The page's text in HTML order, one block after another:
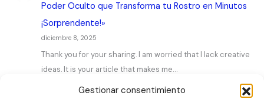
Gestionar consentimiento
Poder Oculto que Transforma tu Rostro en Minutos
¡Sorprendente!»
diciembre 8, 2025
Thank you for your sharing. I am worried that I lack creative
ideas. It is your article that makes me…